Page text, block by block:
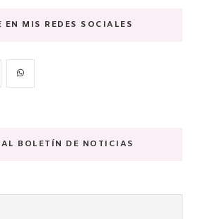
EN MIS REDES SOCIALES
BOLETÍN DE NOTICIAS